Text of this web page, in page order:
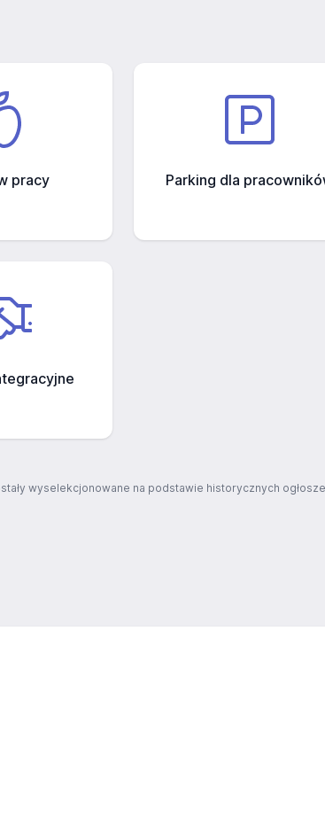
pracy Parking dla
wyselekcjonowane na podstawie historycznych